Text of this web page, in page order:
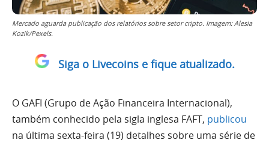
Mercado aguarda publicação dos relatórios sobre setor cripto. Imagem: Alesia
Kozik/Pexels.
Siga o Livecoins e fique atualizado.
O GAFI (Grupo de Ação Financeira Internacional),
também conhecido pela sigla inglesa FAFT, publicou
na última sexta-feira (19) detalhes sobre uma série de